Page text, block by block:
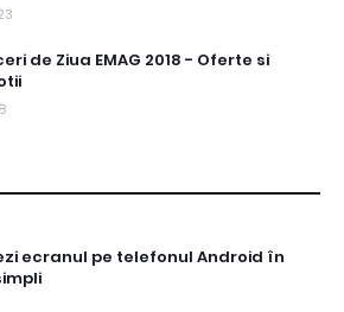
de Ziua EMAG 2018 - Oferte si
ecranul pe telefonul Android în